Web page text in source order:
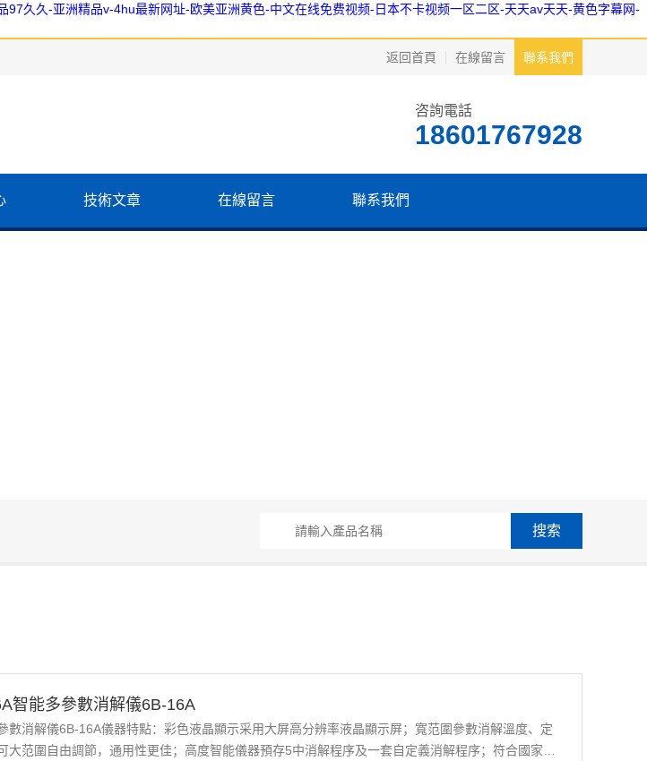
久久-亚洲精品v-4hu最新网址-欧美亚洲黄色-中文在线免费视频-日本不卡视频一区二区-天天av天天-黄色字幕网-
返回首頁 在線留言 聯系我們
咨詢電話
18601767928
技術文章 在線留言 聯系我們
智能多參數消解儀6B-16A
數消解儀6B-16A儀器特點：彩色液晶顯示采用大屏高分辨率液晶顯示屏；寬范圍參數消解溫度、定
大范圍自由調節，通用性更佳；高度智能儀器預存5中消解程序及一套自定義消解程序；符合國家標